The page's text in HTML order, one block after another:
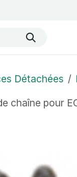
Détachées
chaîne pour